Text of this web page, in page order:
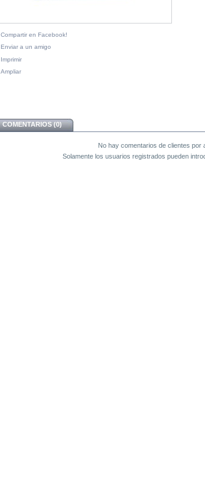
Compartir en Facebook!
Enviar a un amigo
Imprimir
Ampliar
COMENTARIOS (0)
No hay comentarios de clientes por
Solamente los usuarios registrados pueden